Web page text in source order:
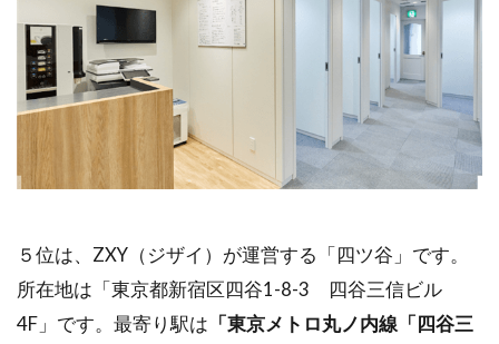
５位は、ZXY（ジザイ）が運営する「四ツ谷」です。
所在地は「東京都新宿区四谷1-8-3 四谷三信ビル
4F」です。最寄り駅は 「東京メトロ丸ノ内線「四谷三